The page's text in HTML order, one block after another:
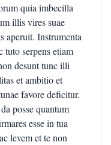
quia imbecilla
illis vires suae
aperuit. Instrumenta
tuto serpens etiam
desunt tunc illi
et ambitio et
favore deficitur.
posse quantum
esse in tua
levem et te non